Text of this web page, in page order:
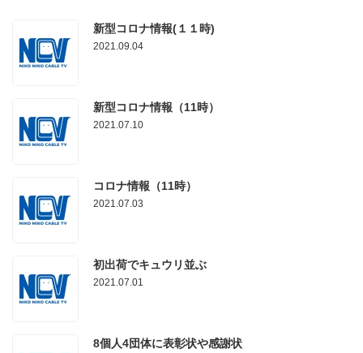
新型コロナ情報(１１時)
2021.09.04
新型コロナ情報（11時）
2021.07.10
コロナ情報（11時）
2021.07.03
初出荷でキュウリ並ぶ
2021.07.01
8個人4団体に表彰状や感謝状